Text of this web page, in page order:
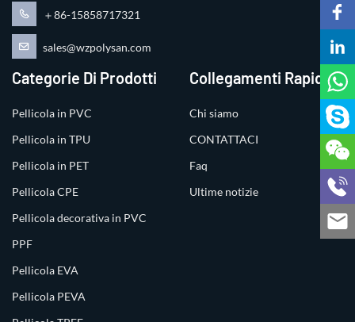
＋86-15858717321
sales@wzpolysan.com
Categorie Di Prodotti
Pellicola in PVC
Pellicola in TPU
Pellicola in PET
Pellicola CPE
Pellicola decorativa in PVC
PPF
Pellicola EVA
Pellicola PEVA
Collegamenti Rapidi
Chi siamo
CONTATTACI
Faq
Ultime notizie